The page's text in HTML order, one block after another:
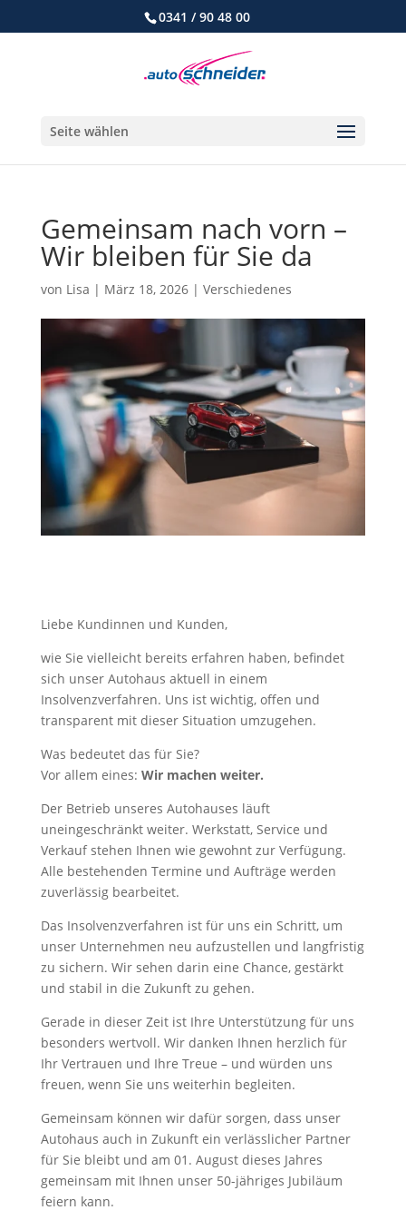
0341 / 90 48 00
Seite wählen
Gemeinsam nach vorn –
Wir bleiben für Sie da
von Lisa | März 18, 2026| Verschiedenes
Liebe Kundinnen und Kunden,
wie Sie vielleicht bereits erfahren haben, befindet
sich unser Autohaus aktuell in einem
Insolvenzverfahren. Uns ist wichtig, offen und
transparent mit dieser Situation umzugehen.
Was bedeutet das für Sie?
Vor allem eines: Wir machen weiter.
Der Betrieb unseres Autohauses läuft
uneingeschränkt weiter. Werkstatt, Service und
Verkauf stehen Ihnen wie gewohnt zur Verfügung.
Alle bestehenden Termine und Aufträge werden
zuverlässig bearbeitet.
Das Insolvenzverfahren ist für uns ein Schritt, um
unser Unternehmen neu aufzustellen und langfristig
zu sichern. Wir sehen darin eine Chance, gestärkt
und stabil in die Zukunft zu gehen.
Gerade in dieser Zeit ist Ihre Unterstützung für uns
besonders wertvoll. Wir danken Ihnen herzlich für
Ihr Vertrauen und Ihre Treue – und würden uns
freuen, wenn Sie uns weiterhin begleiten.
Gemeinsam können wir dafür sorgen, dass unser
Autohaus auch in Zukunft ein verlässlicher Partner
für Sie bleibt und am 01. August dieses Jahres
gemeinsam mit Ihnen unser 50-jähriges Jubiläum
feiern kann.